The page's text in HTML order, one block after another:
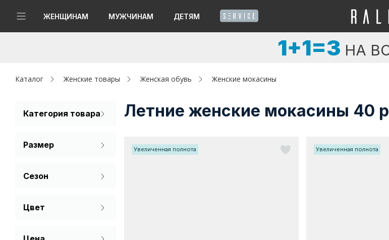
ЖЕНЩИНАМ МУЖЧИНАМ ДЕТЯМ
Женщинам
Капсула
Аутлет
1+1=3 НА
Каталог Женские товары Женская обувь Женские мокасины
Категория товара
Размер
42
Сезон
Демисезон
Цвет
Летние женские мокасины 40
Увеличенная полнота Увеличенная полнота